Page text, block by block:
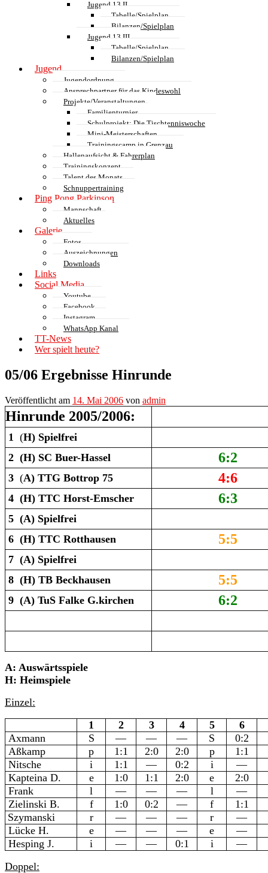
Jugend 13 II
Tabelle/Spielplan
Bilanzen/Spielplan
Jugend 13 III
Tabelle/Spielplan
Bilanzen/Spielplan
Jugend
Jugendordnung
Ansprechpartner für das Kindeswohl
Projekte/Veranstaltungen
Familienturnier
Schulprojekt: Die Tischtenniswoche
Mini-Meisterschaften
Trainingscamp in Grenzau
Hallenaufsicht & Fahrerplan
Trainingskonzept
Talent des Monats
Schnuppertraining
Ping Pong Parkinson
Mannschaft
Aktuelles
Galerie
Fotos
Auszeichnungen
Downloads
Links
Social Media
Youtube
Facebook
Instagram
WhatsApp Kanal
TT-News
Wer spielt heute?
05/06 Ergebnisse Hinrunde
Veröffentlicht am 14. Mai 2006 von admin
Hinrunde 2005/2006:
1 (H) Spielfrei
2 (H) SC Buer-Hassel
6:2
3 (A) TTG Bottrop 75 4:6
4 (H) TTC Horst-Emscher 6:3
5 (A) Spielfrei
6 (H) TTC Rotthausen 5:5
7 (A) Spielfrei
8 (H) TB Beckhausen
5:5
9 (A) TuS Falke G.kirchen 6:2
A: Auswärtsspiele
H: Heimspiele
Einzel:
1
2 3 4 5
6
Axmann
S — — — S
0:2
Aßkamp
p 1:1 2:0 2:0 p
1:1
Nitsche
i 1:1 — 0:2 i
—
Kapteina D.
e 1:0 1:1 2:0 e
2:0
Frank
l — — — l
—
Zielinski B.
f 1:0 0:2 — f
1:1
Szymanski
r — — — r
—
Lücke H. e — — — e
—
Hesping J.
i — — 0:1 i
—
Doppel: